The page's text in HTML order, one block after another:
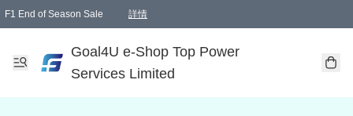
F1 End of Season Sale 詳情
Goal4U e-Shop Top Power
Services Limited